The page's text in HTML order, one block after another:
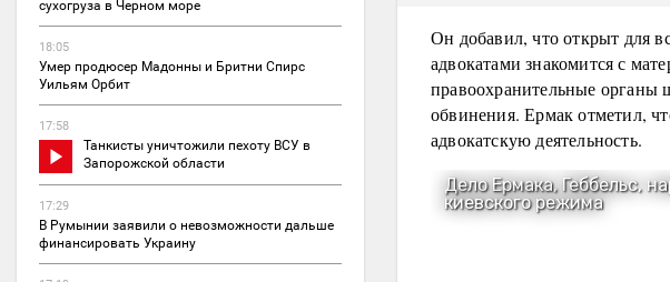
сухогруза в Черном море
18:05
Умер продюсер Мадонны и Бритни Спирс
Уильям Орбит
17:58
Танкисты уничтожили пехоту ВСУ в
Запорожской области
17:29
В Румынии заявили о невозможности дальше
финансировать Украину
Он добавил, что открыт для
адвокатами знакомится с
правоохранительные органы
обвинения. Ермак отметил,
адвокатскую деятельность.